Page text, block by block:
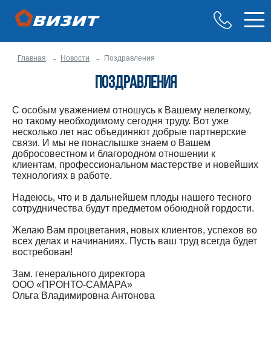
Главная Новости Поздравления
Поздравления
С особым уважением отношусь к Вашему нелегкому,
но такому необходимому сегодня труду. Вот уже
несколько лет нас объединяют добрые партнерские
связи. И мы не понаслышке знаем о Вашем
добросовестном и благородном отношении к
клиентам, профессиональном мастерстве и новейших
технологиях в работе.
Надеюсь, что и в дальнейшем плоды нашего тесного
сотрудничества будут предметом обоюдной гордости.
Желаю Вам процветания, новых клиентов, успехов во
всех делах и начинаниях. Пусть ваш труд всегда будет
востребован!
Зам. генерального директора
ООО «ПРОНТО-САМАРА»
Ольга Владимировна Антонова